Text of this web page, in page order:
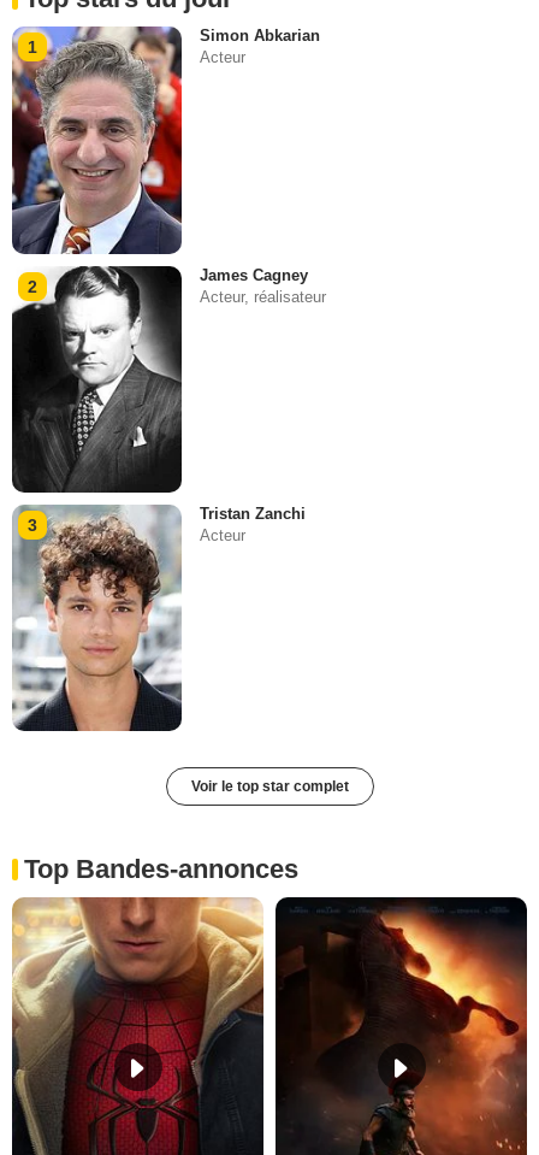
1
Simon Abkarian
Acteur
2
James Cagney
Acteur, réalisateur
3
Tristan Zanchi
Acteur
Voir le top star complet
Top Bandes-annonces